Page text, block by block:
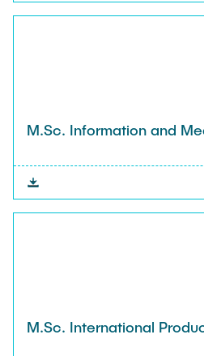
M.Sc. Information and
M.Sc. International